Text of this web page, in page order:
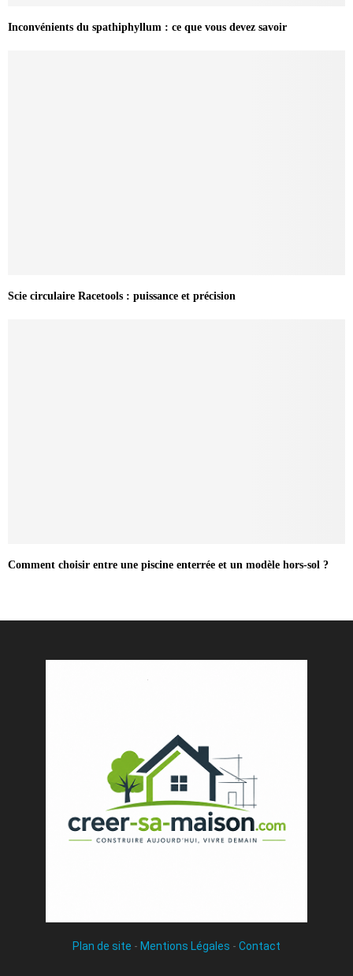
Inconvénients du spathiphyllum : ce que vous devez savoir
Scie circulaire Racetools : puissance et précision
Comment choisir entre une piscine enterrée et un modèle hors-sol ?
Plan de site - Mentions Légales - Contact